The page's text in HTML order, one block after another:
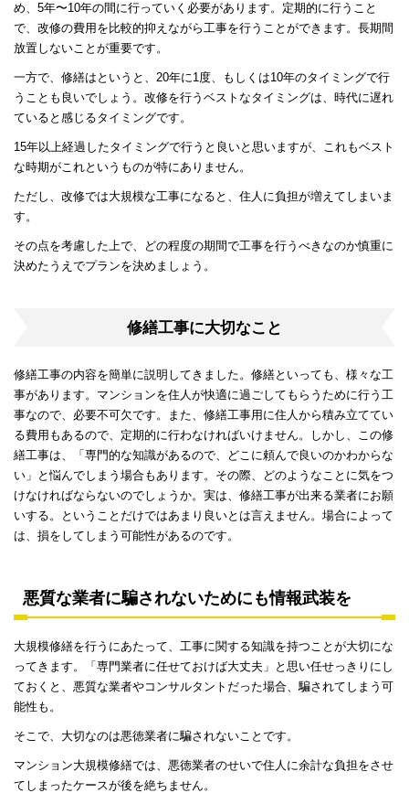
め、5年〜10年の間に行っていく必要があります。定期的に行うこと
で、改修の費用を比較的抑えながら工事を行うことができます。長期間
放置しないことが重要です。
一方で、修繕はというと、20年に1度、もしくは10年のタイミングで行
うことも良いでしょう。改修を行うベストなタイミングは、時代に遅れ
ていると感じるタイミングです。
15年以上経過したタイミングで行うと良いと思いますが、これもベスト
な時期がこれというものが特にありません。
ただし、改修では大規模な工事になると、住人に負担が増えてしまいま
す。
その点を考慮した上で、どの程度の期間で工事を行うべきなのか慎重に
決めたうえでプランを決めましょう。
修繕工事に大切なこと
修繕工事の内容を簡単に説明してきました。修繕といっても、様々な工
事があります。マンションを住人が快適に過ごしてもらうために行う工
事なので、必要不可欠です。また、修繕工事用に住人から積み立ててい
る費用もあるので、定期的に行わなければいけません。しかし、この修
繕工事は、「専門的な知識があるので、どこに頼んで良いのかわからな
い」と悩んでしまう場合もあります。その際、どのようなことに気をつ
けなければならないのでしょうか。実は、修繕工事が出来る業者にお願
いする。ということだけではあまり良いとは言えません。場合によって
は、損をしてしまう可能性があるのです。
悪質な業者に騙されないためにも情報武装を
大規模修繕を行うにあたって、工事に関する知識を持つことが大切にな
ってきます。「専門業者に任せておけば大丈夫」と思い任せっきりにし
ておくと、悪質な業者やコンサルタントだった場合、騙されてしまう可
能性も。
そこで、大切なのは悪徳業者に騙されないことです。
マンション大規模修繕では、悪徳業者のせいで住人に余計な負担をさせ
てしまったケースが後を絶ちません。